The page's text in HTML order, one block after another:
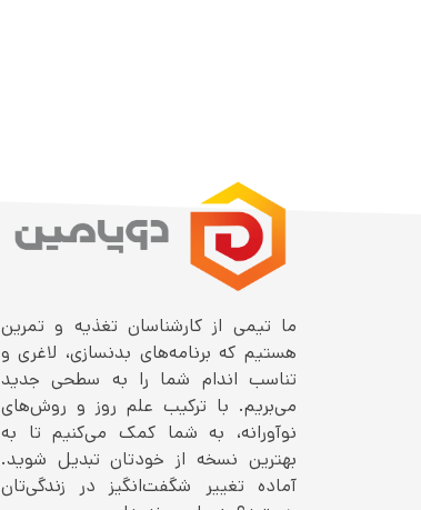
ما تیمی از کارشناسان تغذیه و تمرین
هستیم که برنامه‌های بدنسازی، لاغری و
تناسب اندام شما را به سطحی جدید
می‌بریم. با ترکیب علم روز و روش‌های
نوآورانه، به شما کمک می‌کنیم تا به
بهترین نسخه از خودتان تبدیل شوید.
آماده تغییر شگفت‌انگیز در زندگی‌تان